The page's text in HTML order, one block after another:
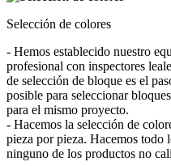
Selección de colores
- Hemos establecido nuestro
profesional con inspectores
de selección de bloque es el
posible para seleccionar
para el mismo proyecto.
- Hacemos la selección de
pieza por pieza. Hacemos todo
ninguno de los productos no